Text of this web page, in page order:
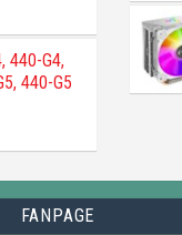
440-G4,
440-G5
FANPAGE